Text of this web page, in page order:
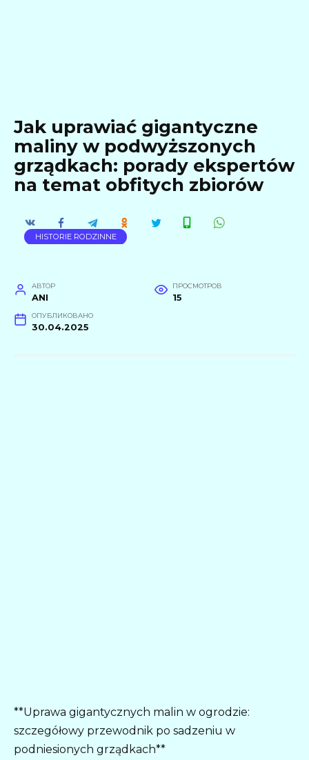
Jak uprawiać gigantyczne
maliny w podwyższonych
grządkach: porady ekspertów
na temat obfitych zbiorów
HISTORIE RODZINNE
АВТОР
ANI
ПРОСМОТРОВ
15
ОПУБЛИКОВАНО
30.04.2025
**Uprawa gigantycznych malin w ogrodzie:
szczegółowy przewodnik po sadzeniu w
podniesionych grządkach**